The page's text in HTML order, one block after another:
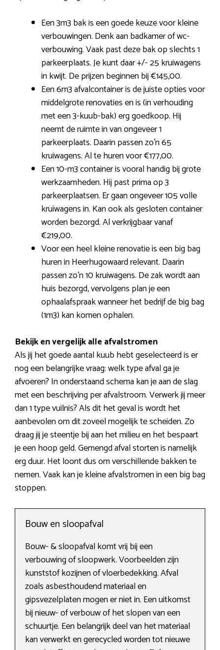
Een 3m3 bak is een goede keuze voor kleine
verbouwingen. Denk aan badkamer of wc-
verbouwing. Vaak past deze bak op slechts 1
parkeerplaats. Je kunt daar +/- 25 kruiwagens
in kwijt. De prijzen beginnen bij €145,00.
Een 6m3 afvalcontainer is de juiste opties voor
middelgrote renovaties en is (in verhouding
met een 3-kuub-bak) erg goedkoop. Hij
neemt de ruimte in van ongeveer 1
parkeerplaats. Daarin passen zo’n 65
kruiwagens. Al te huren voor €177,00.
Een 10-m3 container is vooral handig bij grote
werkzaamheden. Hij past prima op 3
parkeerplaatsen. Er gaan ongeveer 105 volle
kruiwagens in. Kan ook als gesloten container
worden bezorgd. Al verkrijgbaar vanaf
€219,00.
Voor een heel kleine renovatie is een big bag
huren in Heerhugowaard relevant. Daarin
passen zo’n 10 kruiwagens. De zak wordt aan
huis bezorgd, vervolgens plan je een
ophaalafspraak wanneer het bedrijf de big bag
(1m3) kan komen ophalen.
Bekijk en vergelijk alle afvalstromen
Als jij het goede aantal kuub hebt geselecteerd is er
nog een belangrijke vraag: welk type afval ga je
afvoeren? In onderstaand schema kan je aan de slag
met een beschrijving per afvalstroom. Verwerk jij meer
dan 1 type vuilnis? Als dit het geval is wordt het
aanbevolen om dit zoveel mogelijk te scheiden. Zo
draag jij je steentje bij aan het milieu en het bespaart
je een hoop geld. Gemengd afval storten is namelijk
erg duur. Het loont dus om verschillende bakken te
nemen. Vaak kan je kleine afvalstromen in een big bag
stoppen.
Bouw en sloopafval
Bouw- & sloopafval komt vrij bij een
verbouwing of sloopwerk. Voorbeelden zijn
kunststof kozijnen of vloerbedekking. Afval
zoals asbesthoudend materiaal en
gipsvezelplaten mogen er niet in. Een uitkomst
bij nieuw- of verbouw of het slopen van een
schuurtje. Een belangrijk deel van het materiaal
kan verwerkt en gerecycled worden tot nieuwe